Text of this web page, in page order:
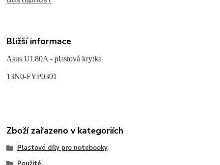
Bližší informace
Asus UL80A - plastová krytka
13N0-FYP0301
Zboží zařazeno v kategoriích
Plastové díly pro notebooky